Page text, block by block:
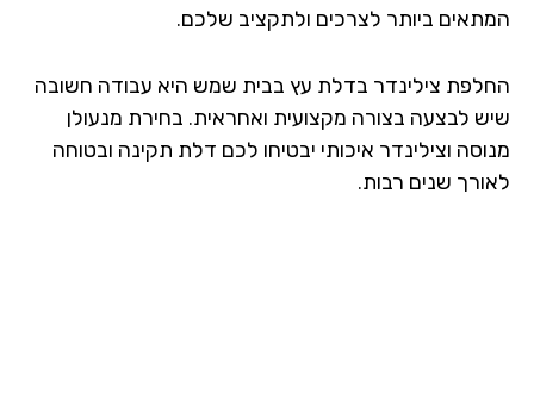
ביותר לצרכים ולתקציב שלכם.
צילינדר בדלת עץ בבית שמש היא עבודה חשובה
לבצעה בצורה מקצועית ואחראית. בחירת מנעולן
וצילינדר איכותי יבטיחו לכם דלת תקינה ובטוחה
שנים רבות.